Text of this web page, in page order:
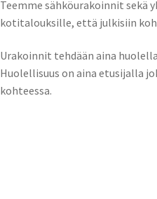
Teemme sähköurakoinnit sekä
kotitalouksille, että julkisiin
Urakoinnit tehdään aina
Huolellisuus on aina etusijalla
kohteessa.